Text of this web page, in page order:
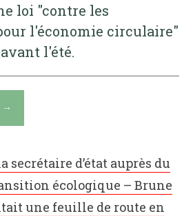
loi "contre les
l'économie circulaire"
l'été.
↓
secrétaire d’état auprès du
écologique – Brune
une feuille de route en